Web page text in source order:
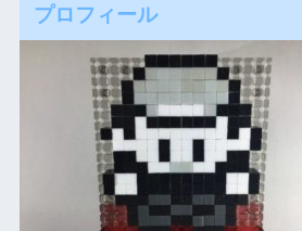
プロフィール